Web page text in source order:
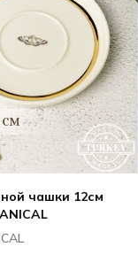
чашки 12см